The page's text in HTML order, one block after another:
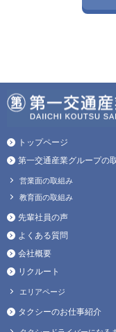
トップページ
第一交通産業グループの
営業面の取組み
教育面の取組み
先輩社員の声
よくある質問
会社概要
リクルート
エリアページ
タクシーのお仕事紹介